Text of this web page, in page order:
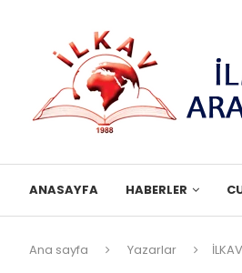
ANASAYFA HABERLER
Ana sayfa Yazarlar İLKAV